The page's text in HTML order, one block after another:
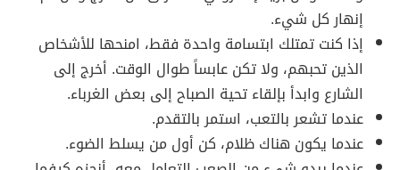
إنهار كل شيء.
إذا كنت تمتلك ابتسامة واحدة فقط، امنحها للأشخاص
الذين تحبهم، ولا تكن عابساً طوال الوقت. أخرج إلى
الشارع وابدأ بإلقاء تحية الصباح إلى بعض الغرباء.
عندما تشعر بالتعب، استمر بالتقدم.
عندما يكون هناك ظلام، كن أول من يسلط الضوء.